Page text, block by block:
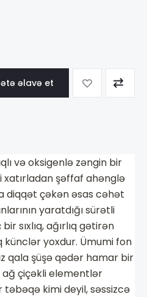
əlavə et
və oksigenlə zəngin bir
xatırladan şəffaf ahənglə
diqqət çəkən əsas cəhət
yaratdığı sürətli
sıxlıq, ağırlıq gətirən
yoxdur. Ümumi fon
qala şüşə qədər hamar bir
ağ çiçəkli elementlər
kimi deyil, səssizcə